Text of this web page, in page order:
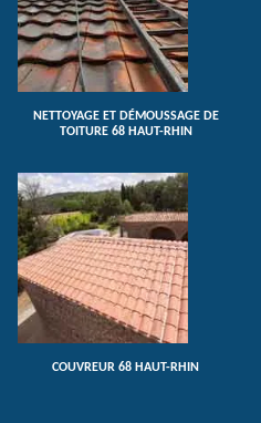
NETTOYAGE ET DÉMOUSSAGE DE
TOITURE 68 HAUT-RHIN
COUVREUR 68 HAUT-RHIN